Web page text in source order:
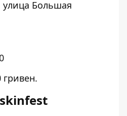
улица Большая
гривен.